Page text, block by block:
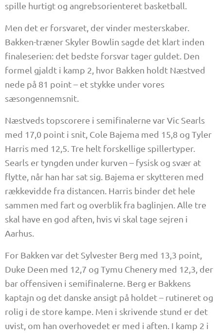
spille hurtigt og angrebsorienteret basketball.
Men det er forsvaret, der vinder mesterskaber.
Bakken-træner Skyler Bowlin sagde det klart inden
finaleserien: det bedste forsvar tager guldet. Den
formel gjaldt i kamp 2, hvor Bakken holdt Næstved
nede på 81 point – et stykke under vores
sæsongennemsnit.
Næstveds topscorere i semifinalerne var Vic Searls
med 17,0 point i snit, Cole Bajema med 15,8 og Tyler
Harris med 12,5. Tre helt forskellige spillertyper.
Searls er tyngden under kurven – fysisk og svær at
flytte, når han har sat sig. Bajema er skytteren med
rækkevidde fra distancen. Harris binder det hele
sammen med fart og overblik fra baglinjen. Alle tre
skal have en god aften, hvis vi skal tage sejren i
Aarhus.
For Bakken var det Sylvester Berg med 13,3 point,
Duke Deen med 12,7 og Tymu Chenery med 12,3, der
bar offensiven i semifinalerne. Berg er Bakkens
kaptajn og det danske ansigt på holdet – rutineret og
rolig i de store kampe. Men i skrivende stund er det
uvist, om han overhovedet er med i aften. I kamp 2 i